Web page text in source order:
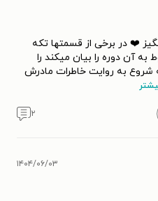
❤️ در برخی از قسمتها تکه
به آن دوره‌ را بیان میکند را
به روایت خاطرات مادرش
۲
۱۴۰۴/۰۶/۰۳